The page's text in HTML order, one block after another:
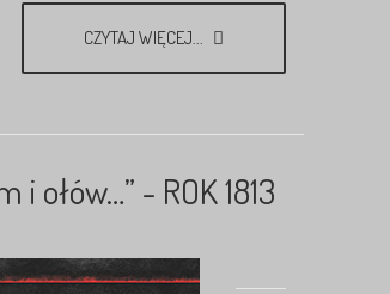
CZYTAJ WIĘCEJ...
i ołów…” - ROK 1813